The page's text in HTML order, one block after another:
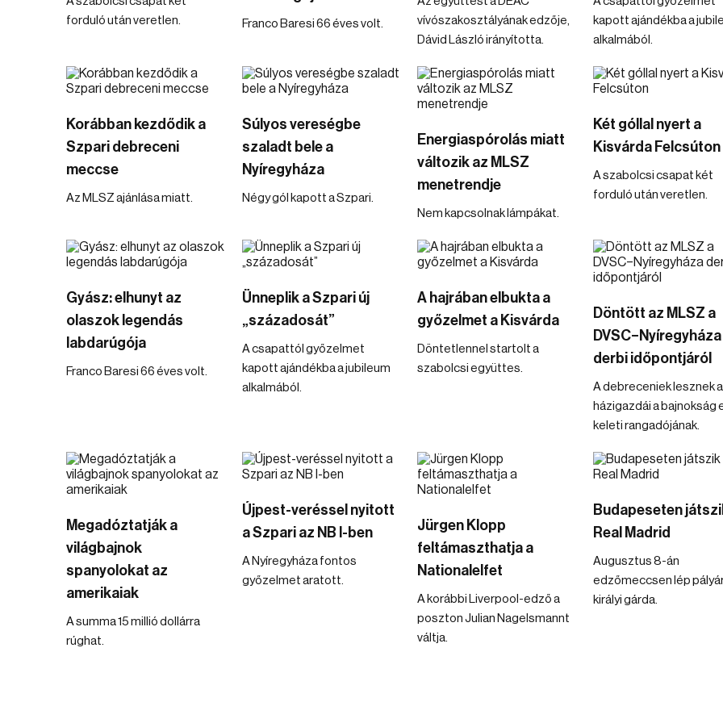
forduló után veretlen.
Franco Baresi 66 éves volt.
vívószakosztályának edzője,
Dávid László irányította.
kapott ajándékba a
alkalmából.
Korábban kezdődik a
Szpari debreceni
meccse
Az MLSZ ajánlása miatt.
Súlyos vereségbe
szaladt bele a
Nyíregyháza
Négy gól kapott a Szpari.
Energiaspórolás miatt
változik az MLSZ
menetrendje
Nem kapcsolnak lámpákat.
Két góllal nyert a
Kisvárda Felcsúton
A szabolcsi csapat két
forduló után veretlen.
Gyász: elhunyt az
olaszok legendás
labdarúgója
Franco Baresi 66 éves volt.
Ünneplik a Szpari új
„századosát”
A csapattól győzelmet
kapott ajándékba a jubileum
alkalmából.
A hajrában elbukta a
győzelmet a Kisvárda
Döntetlennel startolt a
szabolcsi együttes.
Döntött az MLSZ a
DVSC–Nyíregyháza
derbi időpontjáról
A debreceniek lesznek a
házigazdái a bajnokság
keleti rangadójának.
Megadóztatják a
világbajnok
spanyolokat az
amerikaiak
A summa 15 millió dollárra
rúghat.
Újpest-veréssel nyitott
a Szpari az NB I-ben
A Nyíregyháza fontos
győzelmet aratott.
Jürgen Klopp
feltámaszthatja a
Nationalelfet
A korábbi Liverpool-edző a
poszton Julian Nagelsmannt
váltja.
Budapeseten
Real Madrid
Augusztus 8-án
edzőmeccsen lép
királyi gárda.